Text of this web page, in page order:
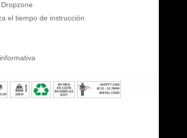
el tiempo de instrucción